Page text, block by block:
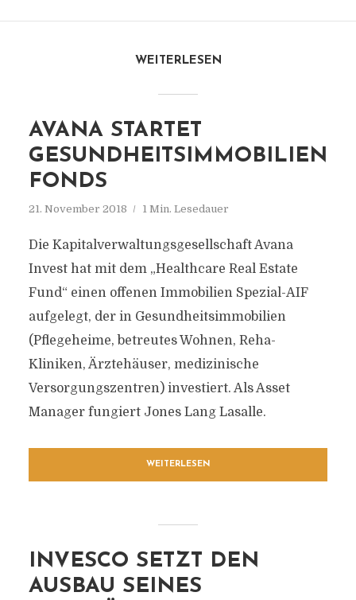
WEITERLESEN
AVANA STARTET
GESUNDHEITSIMMOBILIEN
FONDS
21. November 2018 1 Min. Lesedauer
Die Kapitalverwaltungsgesellschaft Avana
Invest hat mit dem „Healthcare Real Estate
Fund“ einen offenen Immobilien Spezial-AIF
aufgelegt, der in Gesundheitsimmobilien
(Pflegeheime, betreutes Wohnen, Reha-
Kliniken, Ärztehäuser, medizinische
Versorgungszentren) investiert. Als Asset
Manager fungiert Jones Lang Lasalle.
WEITERLESEN
INVESCO SETZT DEN
AUSBAU SEINES